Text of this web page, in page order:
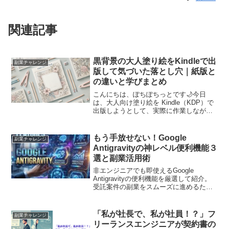
関連記事
副業チャレンジ
黒背景の大人塗り絵をKindleで出
版して気づいた落とし穴｜紙版と
の違いと学びまとめ
こんにちは、ぽちぽちっとです🌙今日
は、大人向け塗り絵を Kindle（KDP）で
出版しようとして、実際に作業しながら
い！」と思っている方の参考になれば嬉
しいで...
副業チャレンジ
もう手放せない！Google
Antigravityの神レベル便利機能３
選と副業活用術
非エンジニアでも即使えるGoogle
Antigravityの便利機能を厳選して紹介。
受託案件の副業をスムーズに進めるため
副業チャレンジ
「私が社長で、私が社員！？」フ
リーランスエンジニアが契約書の